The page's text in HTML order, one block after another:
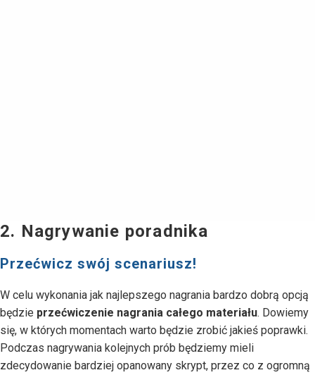
2. Nagrywanie poradnika
Przećwicz swój scenariusz!
W celu wykonania jak najlepszego nagrania bardzo dobrą opcją
będzie przećwiczenie nagrania całego materiału. Dowiemy
się, w których momentach warto będzie zrobić jakieś poprawki.
Podczas nagrywania kolejnych prób będziemy mieli
zdecydowanie bardziej opanowany skrypt, przez co z ogromną